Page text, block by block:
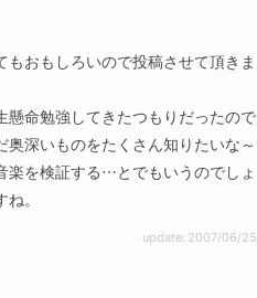
おもしろいので投稿させて頂きま
命勉強してきたつもりだったので
深いものをたくさん知りたいな～
楽を検証する…とでもいうのでしょ
。
update: 2007/06/25